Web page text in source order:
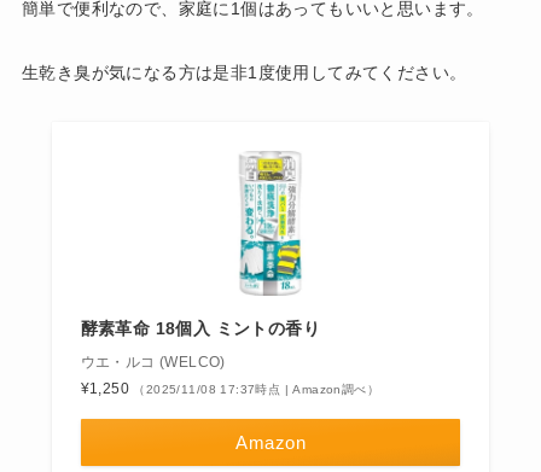
簡単で便利なので、家庭に1個はあってもいいと思います。
生乾き臭が気になる方は是非1度使用してみてください。
酵素革命 18個入 ミントの香り
ウエ・ルコ (WELCO)
¥1,250
（2025/11/08 17:37時点 | Amazon調べ）
Amazon